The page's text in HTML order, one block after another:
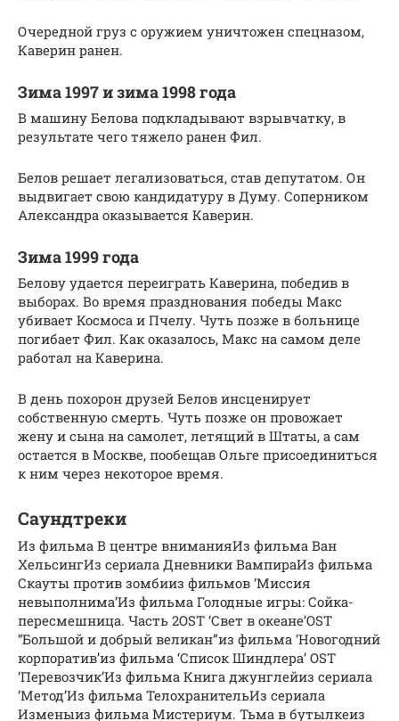
Очередной груз с оружием уничтожен спецназом,
Каверин ранен.
Зима 1997 и зима 1998 года
В машину Белова подкладывают взрывчатку, в
результате чего тяжело ранен Фил.
Белов решает легализоваться, став депутатом. Он
выдвигает свою кандидатуру в Думу. Соперником
Александра оказывается Каверин.
Зима 1999 года
Белову удается переиграть Каверина, победив в
выборах. Во время празднования победы Макс
убивает Космоса и Пчелу. Чуть позже в больнице
погибает Фил. Как оказалось, Макс на самом деле
работал на Каверина.
В день похорон друзей Белов инсценирует
собственную смерть. Чуть позже он провожает
жену и сына на самолет, летящий в Штаты, а сам
остается в Москве, пообещав Ольге присоединиться
к ним через некоторое время.
Саундтреки
Из фильма В центре вниманияИз фильма Ван
ХельсингИз сериала Дневники ВампираИз фильма
Скауты против зомбииз фильмов ‘Миссия
невыполнима’Из фильма Голодные игры: Сойка-
пересмешница. Часть 2OST ‘Свет в океане’OST
“Большой и добрый великан”из фильма ‘Новогодний
корпоратив’из фильма ‘Список Шиндлера’ OST
‘Перевозчик’Из фильма Книга джунглейиз сериала
‘Метод’Из фильма ТелохранительИз сериала
Изменыиз фильма Мистериум. Тьма в бутылкеиз